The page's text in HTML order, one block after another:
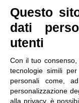
contatti | qualità
Questo
dati
utenti
Con il tuo
tecnologie simili
personali come,
personalizzazione
alla privacy, è